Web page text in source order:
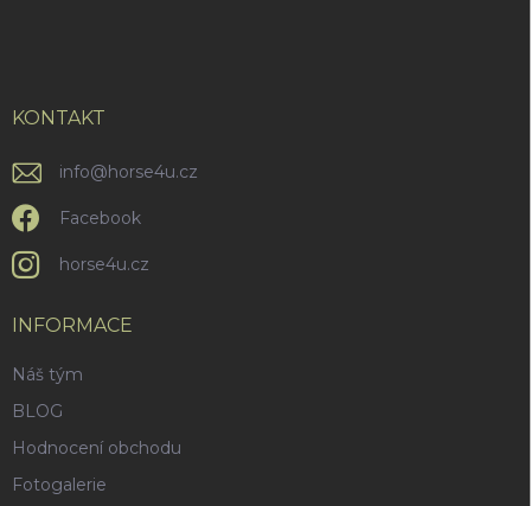
KONTAKT
info@horse4u.cz
Facebook
horse4u.cz
INFORMACE
Náš tým
BLOG
Hodnocení obchodu
Fotogalerie